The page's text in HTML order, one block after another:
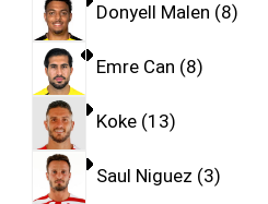
Donyell Malen 8
Emre Can 8
Koke 13
Saul Niguez 3